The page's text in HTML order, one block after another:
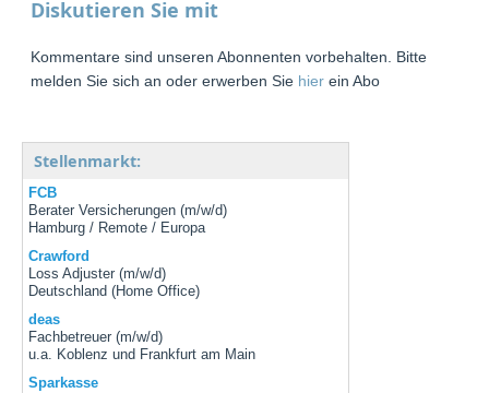
Diskutieren Sie mit
Kommentare sind unseren Abonnenten vorbehalten. Bitte
melden Sie sich an oder erwerben Sie hier ein Abo
Stellenmarkt:
FCB
Berater Versicherungen (m/w/d)
Hamburg / Remote / Europa
Crawford
Loss Adjuster (m/w/d)
Deutschland (Home Office)
deas
Fachbetreuer (m/w/d)
u.a. Koblenz und Frankfurt am Main
Sparkasse